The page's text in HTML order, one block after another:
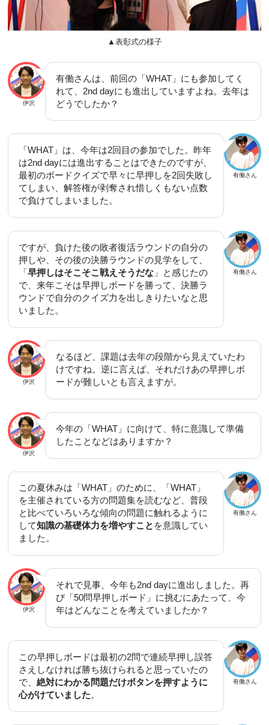
▲表彰式の様子
伊沢
有働さんは、前回の「WHAT」にも参加してく
れて、2nd dayにも進出していますよね。去年は
どうでしたか？
有働さん
「WHAT」は、今年は2回目の参加でした。昨年
は2nd dayには進出することはできたのですが、
最初のボードクイズで早々に早押しを2回失敗し
てしまい、解答権が剥奪され惜しくもない点数
で負けてしまいました。
有働さん
ですが、負けた後の敗者復活ラウンドの自分の
押しや、その後の決勝ラウンドの見学をして、
「早押しはそこそこ戦えそうだな」と感じたの
で、来年こそは早押しボードを勝って、決勝ラ
ウンドで自分のクイズ力を出しきりたいなと思
いました。
伊沢
なるほど、課題は去年の段階から見えていたわ
けですね。逆に言えば、それだけあの早押しボ
ードが難しいとも言えますが。
伊沢
今年の「WHAT」に向けて、特に意識して準備
したことなどはありますか？
有働さん
この夏休みは「WHAT」のために、「WHAT」
を主催されている方の問題集を読むなど、普段
と比べていろいろな傾向の問題に触れるように
して知識の基礎体力を増やすこと を意識してい
ました。
伊沢
それで見事、今年も2nd dayに進出しました。再
び「50問早押しボード」に挑むにあたって、今
年はどんなことを考えていましたか？
有働さん
この早押しボードは最初の2問で連続早押し誤答
さえしなければ勝ち抜けられると思っていたの
で、 絶対にわかる問題だけボタンを押すように
心がけていました。